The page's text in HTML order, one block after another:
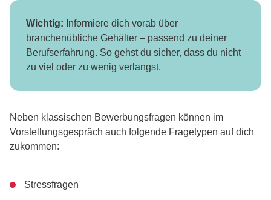
Wichtig: Informiere dich vorab über
branchenübliche Gehälter – passend zu deiner
Berufserfahrung. So gehst du sicher, dass du nicht
zu viel oder zu wenig verlangst.
Neben klassischen Bewerbungsfragen können im
Vorstellungsgespräch auch folgende Fragetypen auf dich
zukommen:
Stressfragen